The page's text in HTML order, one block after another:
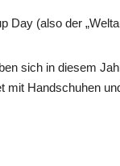
Day (also der
sich in diesem
Handschuhen